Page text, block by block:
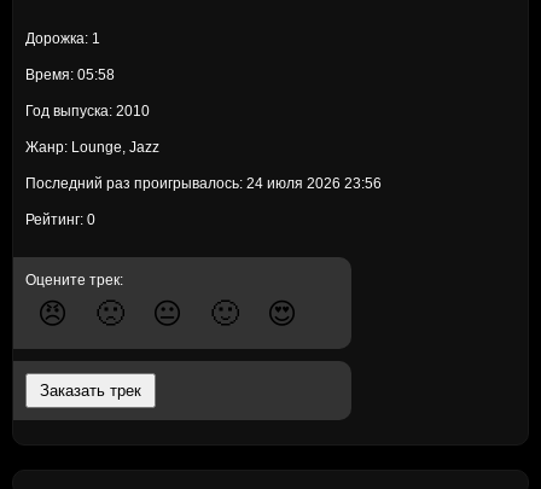
Дорожка: 1
Время: 05:58
Год выпуска: 2010
Жанр: Lounge, Jazz
Последний раз проигрывалось: 24 июля 2026 23:56
Рейтинг: 0
Оцените трек:
😠 🙁 😐 🙂 😍
Заказать трек